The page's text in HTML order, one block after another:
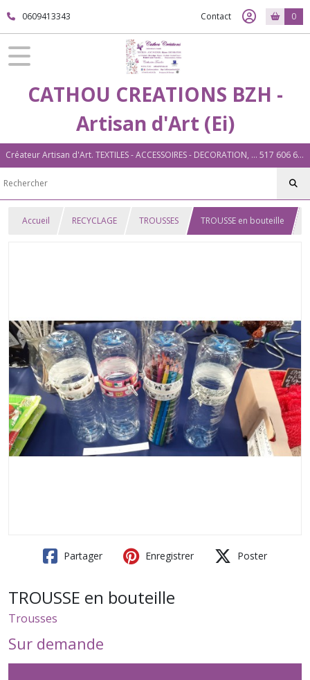
0609413343 Contact 0
CATHOU CREATIONS BZH -
Artisan d'Art (Ei)
Créateur Artisan d'Art. TEXTILES - ACCESSOIRES - DECORATION, ... 517 606 604 00026 Plouigneau (29)
Accueil RECYCLAGE TROUSSES TROUSSE en bouteille
Partager Enregistrer Poster
TROUSSE en bouteille
Trousses
Sur demande